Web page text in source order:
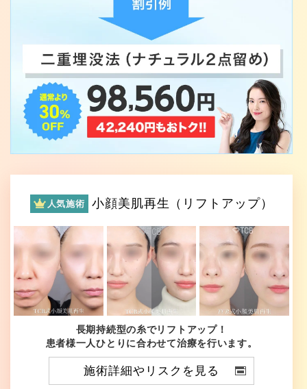
人気施術 小顔美肌再生（リフトアップ）
長期持続型の糸でリフトアップ！
患者様一人ひとりに合わせて治療を行います。
施術詳細やリスクを見る